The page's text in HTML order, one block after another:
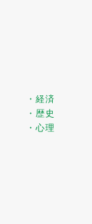
・経済
・歴史
・心理